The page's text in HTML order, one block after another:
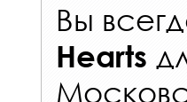
Вы
Hearts